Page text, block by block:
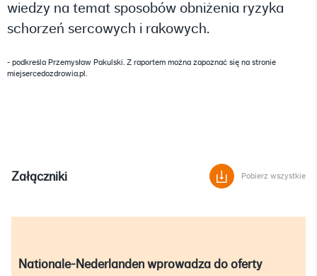
wiedzy na temat sposobów obniżenia ryzyka
schorzeń sercowych i rakowych.
- podkreśla Przemysław Pakulski. Z raportem można zapoznać się na stronie
miejsercedozdrowia.pl.
Załączniki Pobierz wszystkie
Nationale-Nederlanden wprowadza do oferty